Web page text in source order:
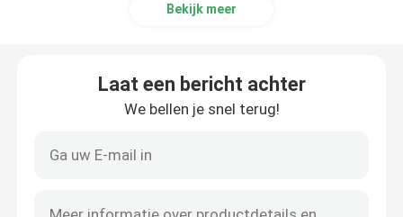
Bekijk meer
Laat een bericht achter
We bellen je snel terug!